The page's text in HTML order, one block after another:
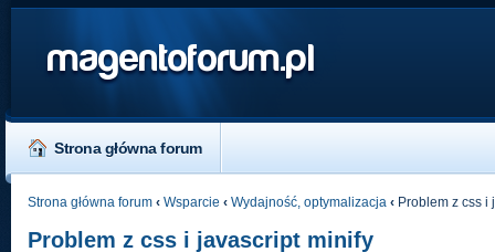
magentoforum.pl
Strona główna forum
Strona główna forum ‹ Wsparcie ‹ Wydajność, optymalizacja ‹ Problem z css i
Problem z css i javascript minify